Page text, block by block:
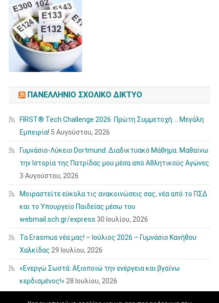
ΠΑΝΕΛΛΉΝΙΟ ΣΧΟΛΙΚΌ ΔΊΚΤΥΟ
FIRST® Tech Challenge 2026. Πρώτη Συμμετοχή … Μεγάλη
Εμπειρία! 5 Αυγούστου, 2026
Γυμνάσιο-Λύκειο Dortmund. Διαδικτυακό Μάθημα. Μαθαίνω
την Ιστορία της Πατρίδας μου μέσα από Αθλητικούς Αγώνες
3 Αυγούστου, 2026
Μοιραστείτε εύκολα τις ανακοινώσεις σας, νέα από το ΠΣΔ
και το Υπουργείο Παιδείας μέσω του
webmail.sch.gr/express 30 Ιουλίου, 2026
Τα Erasmus νέα μας! – Ιούλιος 2026 – Γυμνάσιο Κανήθου
Χαλκίδας 29 Ιουλίου, 2026
«Ενεργώ Σωστά: Αξιοποιώ την ενέργεια και βγαίνω
κερδισμένος!» 28 Ιουλίου, 2026